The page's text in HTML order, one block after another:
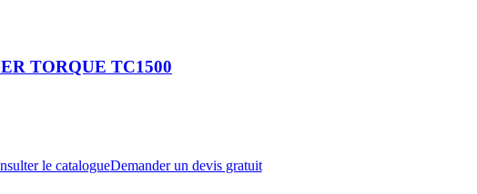
TORQUE TC1500
le catalogueDemander un devis gratuit